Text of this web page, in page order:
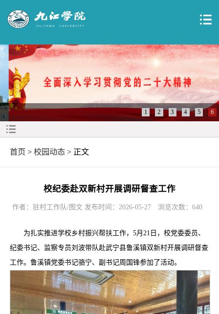
1 2 3 4 5 6
首页 > 校园动态 > 正文
校纪委赴双新村开展调研督查工作
作者：驻村工作队/图文 发布时间：2026-05-27 浏览次数： 640
为扎实推进学校乡村振兴帮扶工作，5月21日，校党委委员、
纪委书记、监察专员刘波带队赴武宁县鲁溪镇双新村开展调研督查
工作。鲁溪镇党委书记骆宁、副书记周国锋参加了活动。